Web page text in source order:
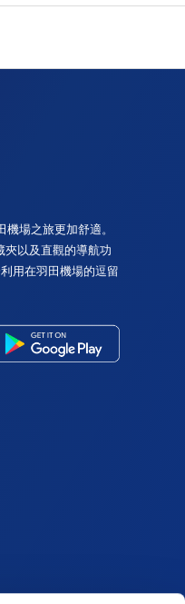
機場之旅更加舒適。
以及直觀的導航功
用在羽田機場的逗留